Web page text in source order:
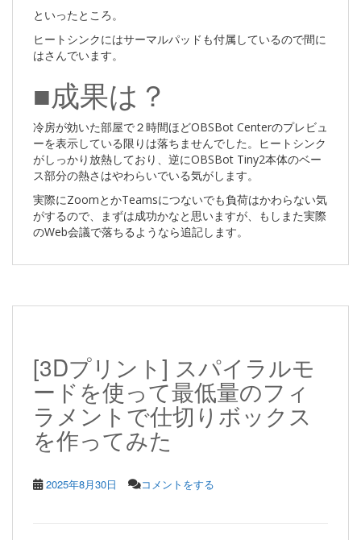
といったところ。
ヒートシンクにはサーマルパッドも付属しているので間に
はさんでいます。
■成果は？
冷房が効いた部屋で２時間ほどOBSBot Centerのプレビュ
ーを表示している限りは落ちませんでした。ヒートシンク
がしっかり放熱しており、逆にOBSBot Tiny2本体のベー
ス部分の熱さはやわらいでいる気がします。
実際にZoomとかTeamsにつないでも負荷はかわらない気
がするので、まずは成功かなと思いますが、もしまた実際
のWeb会議で落ちるようなら追記します。
[3Dプリント] スパイラルモ
ードを使って最低量のフィ
ラメントで仕切りボックス
を作ってみた
2025年8月30日 コメントをする